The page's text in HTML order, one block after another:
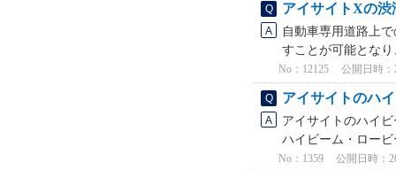
アイサイトXの
自動車専用道路上
すことが可能とな
No：12125 公開日時：
アイサイトのハ
アイサイトのハイ
ハイビーム・ロー
No：1359 公開日時：